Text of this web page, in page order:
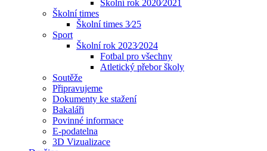
Školní rok 2020⁄2021
Školní times
Školní times 3⁄25
Sport
Školní rok 2023⁄2024
Fotbal pro všechny
Atletický přebor školy
Soutěže
Připravujeme
Dokumenty ke stažení
Bakaláři
Povinné informace
E-podatelna
3D Vizualizace